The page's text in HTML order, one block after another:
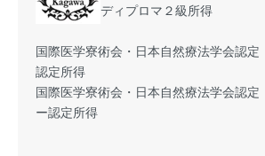
ディプロマ２級所得
国際医学寮術会・日本自然療法学会認
認定所得
国際医学寮術会・日本自然療法学会認
ー認定所得